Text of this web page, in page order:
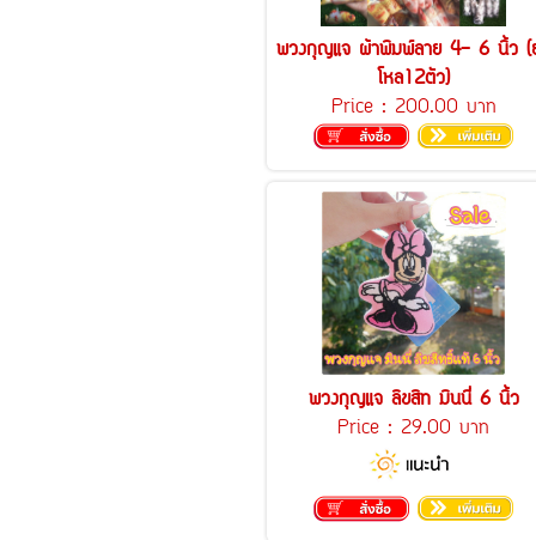
พวงกุญแจ ผ้าพิมพ์ลาย 4- 6 นิ้ว (
โหล12ตัว)
Price : 200.00 บาท
พวงกุญแจ ลิขสิท มินนี่ 6 นิ้ว
Price : 29.00 บาท